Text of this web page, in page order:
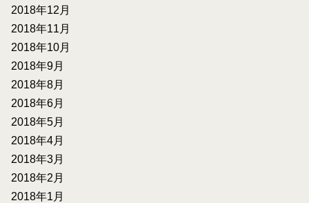
2018年12月
2018年11月
2018年10月
2018年9月
2018年8月
2018年6月
2018年5月
2018年4月
2018年3月
2018年2月
2018年1月